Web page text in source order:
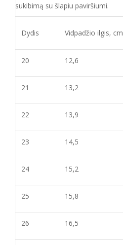
sukibimą su šlapiu paviršiumi.
Dydis Vidpadžio ilgis, cm
20 12,6
21 13,2
22 13,9
23 14,5
24 15,2
25 15,8
26 16,5